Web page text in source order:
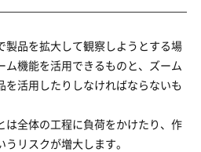
製品を拡大して観察しようとする場
ム機能を活用できるものと、ズーム
を活用したりしなければならないも
は全体の工程に負荷をかけたり、作
リスクが増大します。